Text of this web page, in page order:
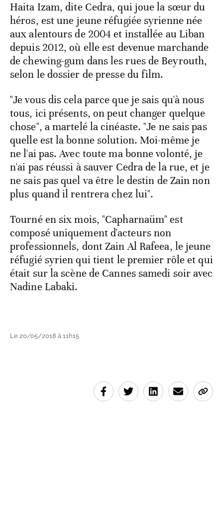
Haita Izam, dite Cedra, qui joue la sœur du
héros, est une jeune réfugiée syrienne née
aux alentours de 2004 et installée au Liban
depuis 2012, où elle est devenue marchande
de chewing-gum dans les rues de Beyrouth,
selon le dossier de presse du film.
"Je vous dis cela parce que je sais qu'à nous
tous, ici présents, on peut changer quelque
chose", a martelé la cinéaste. "Je ne sais pas
quelle est la bonne solution. Moi-même je
ne l'ai pas. Avec toute ma bonne volonté, je
n'ai pas réussi à sauver Cedra de la rue, et je
ne sais pas quel va être le destin de Zain non
plus quand il rentrera chez lui".
Tourné en six mois, "Capharnaüm" est
composé uniquement d'acteurs non
professionnels, dont Zain Al Rafeea, le jeune
réfugié syrien qui tient le premier rôle et qui
était sur la scène de Cannes samedi soir avec
Nadine Labaki.
Le 20/05/2018 à 11h15